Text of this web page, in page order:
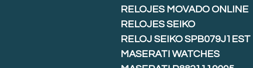
RELOJES MOVADO ONLINE
RELOJES SEIKO
RELOJ SEIKO SPB079J1EST
MASERATI WATCHES